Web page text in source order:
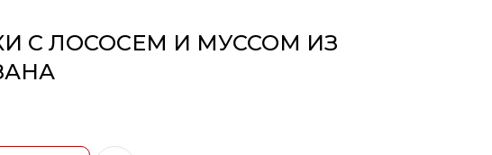
С ЛОСОСЕМ И МУССОМ ИЗ